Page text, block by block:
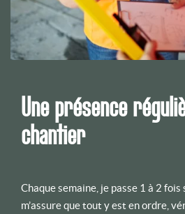
Une présence
chantier
Chaque semaine, je passe 1 à 2
m’assure que tout y est en ordre,